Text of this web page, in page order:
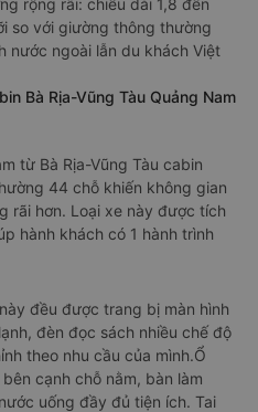
rộng rãi: chiều dài 1,8 đến
so với giường thông thường
nước ngoài lẫn du khách Việt
Bà Rịa-Vũng Tàu Quảng Nam
từ Bà Rịa-Vũng Tàu cabin
44 chỗ khiến không gian
rãi hơn. Loại xe này được tích
hành khách có 1 hành trình
đều được trang bị màn hình
đèn đọc sách nhiều chế độ
theo nhu cầu của mình.Ổ
cạnh chỗ nằm, bàn làm
uống đầy đủ tiện ích. Tai